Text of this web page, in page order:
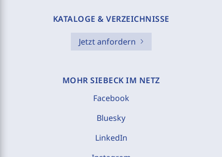
KATALOGE & VERZEICHNISSE
Jetzt anfordern
MOHR SIEBECK IM NETZ
Facebook
Bluesky
LinkedIn